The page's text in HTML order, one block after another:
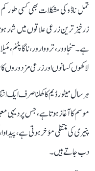
تمل ناڈو کی مشکلات بھی کسی طور
زرخیز ترین زرعی علاقوں میں شمار
ہے۔ تنجاوور، ترووارور، ناگاپٹنم،
لاکھوں کسانوں اور زرعی مزدوروں
ہر سال میٹور ڈیم کا کھلنا صرف ایک
موسم کا آغاز ہوتا ہے، جس پر دیہی
پنیری کی منتقلی مؤخر ہوتی ہے،
دب جاتے ہیں۔